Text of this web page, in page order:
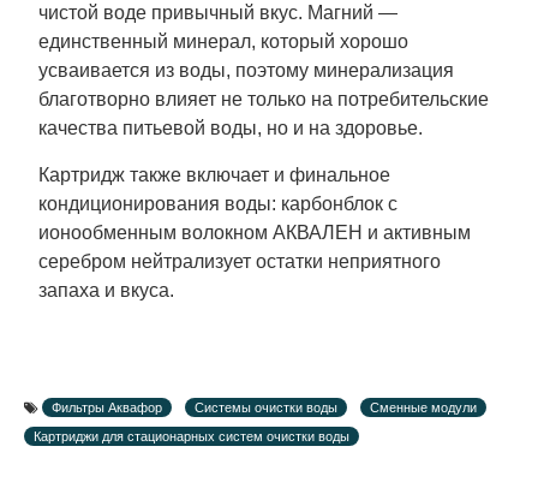
чистой воде привычный вкус. Магний —
единственный минерал, который хорошо
усваивается из воды, поэтому минерализация
благотворно влияет не только на потребительские
качества питьевой воды, но и на здоровье.
Картридж также включает и финальное
кондиционирования воды: карбонблок с
ионообменным волокном АКВАЛЕН и активным
серебром нейтрализует остатки неприятного
запаха и вкуса.
Фильтры Аквафор Системы очистки воды
Сменные модули
Картриджи для стационарных систем очистки воды